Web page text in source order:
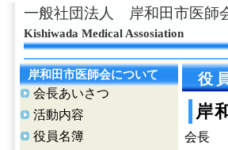
一般社団法人 岸和田市医師
Kishiwada Medical Assosiation
岸和田市医師会について
会長あいさつ
活動内容
役員名簿
役
岸
会長